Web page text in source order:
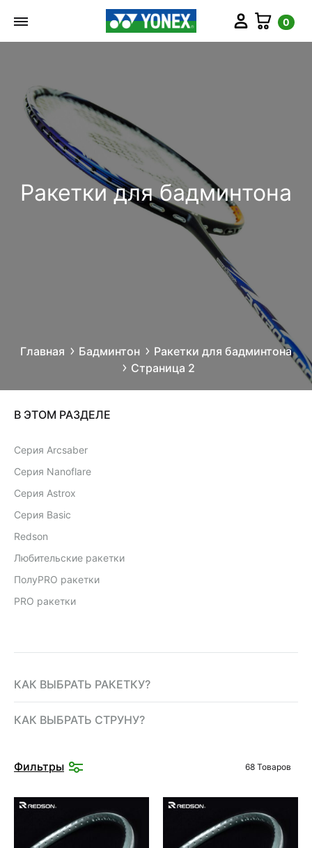
Мой аккаунт
0
Ракетки для бадминтона
Главная Бадминтон
Ракетки для бадминтона
Страница 2
Фильтры 68 Товаров
В ЭТОМ РАЗДЕЛЕ
Серия Arcsaber
Серия Nanoflare
Серия Astrox
Серия Basic
Redson
Любительские ракетки
ПолуPRO ракетки
PRO ракетки
КАК ВЫБРАТЬ РАКЕТКУ?
КАК ВЫБРАТЬ СТРУНУ?